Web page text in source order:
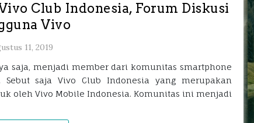
Club Indonesia, Forum Diskusi
Vivo
11, 2019
saja, menjadi member dari komunitas smartphone
saja Vivo Club Indonesia yang merupakan
oleh Vivo Mobile Indonesia. Komunitas ini menjadi